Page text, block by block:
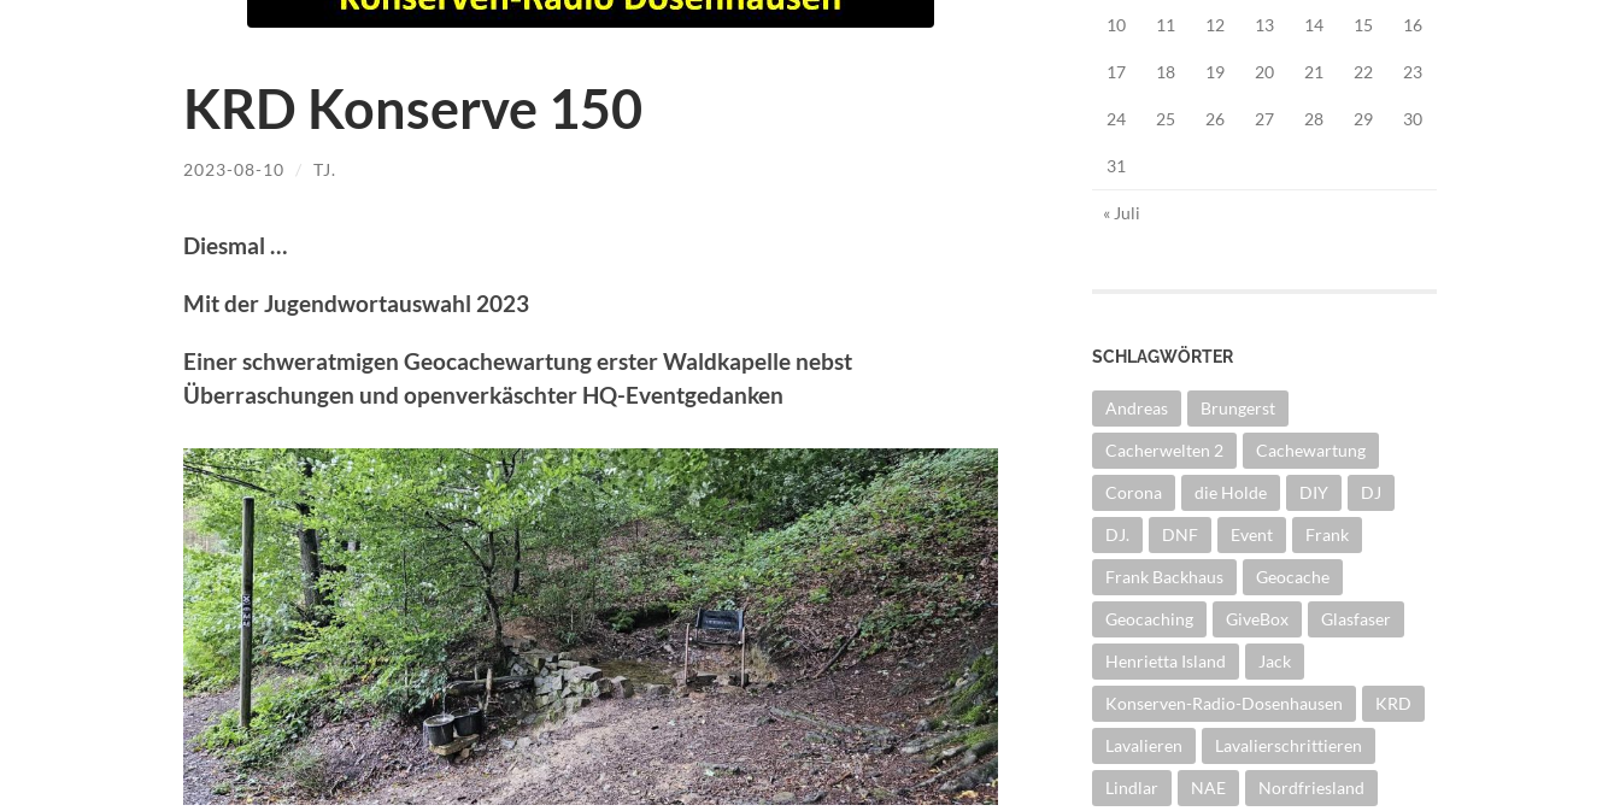
KRD Konserve 150
2023-08-10 / TJ.
Diesmal …
Mit der Jugendwortauswahl 2023
Einer schweratmigen Geocachewartung erster Waldkapelle nebst
Überraschungen und openverkäschter HQ-Eventgedanken
10 11 12 13 14 15 16
17 18 19 20 21 22 23
24 25 26 27 28 29 30
31
« Juli
SCHLAGWÖRTER
Andreas Brungerst
Cacherwelten 2 Cachewartung
Corona die Holde DIY DJ
DJ. DNF Event Frank
Frank Backhaus Geocache
Geocaching GiveBox Glasfaser
Henrietta Island Jack
Konserven-Radio-Dosenhausen KRD
Lavalieren Lavalierschrittieren
Lindlar NAE Nordfriesland